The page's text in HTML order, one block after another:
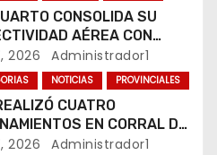
CONSOLIDA SU
AÉREA CON
VUELOS SEMANALES A
AIRES
2026 Administrador1
NOTICIAS PROVINCIALES
CUATRO
EN CORRAL DE
IFFLINGER
2026 Administrador1